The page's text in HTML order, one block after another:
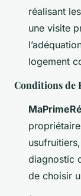
réalisant
une visite
logement
Conditions de
diagnostic
de choisir